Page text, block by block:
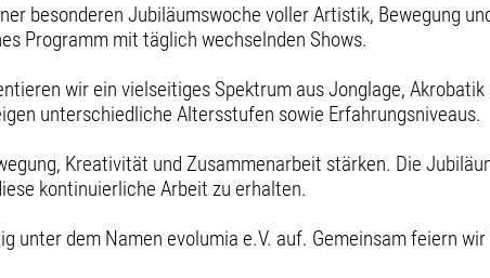
besonderen Jubiläumswoche voller Artistik, Bewegung
Programm mit täglich wechselnden Shows.
wir ein vielseitiges Spektrum aus Jonglage,
unterschiedliche Altersstufen sowie Erfahrungsniveaus.
Kreativität und Zusammenarbeit stärken. Die
kontinuierliche Arbeit zu erhalten.
dem Namen evolumia e.V. auf. Gemeinsam feiern